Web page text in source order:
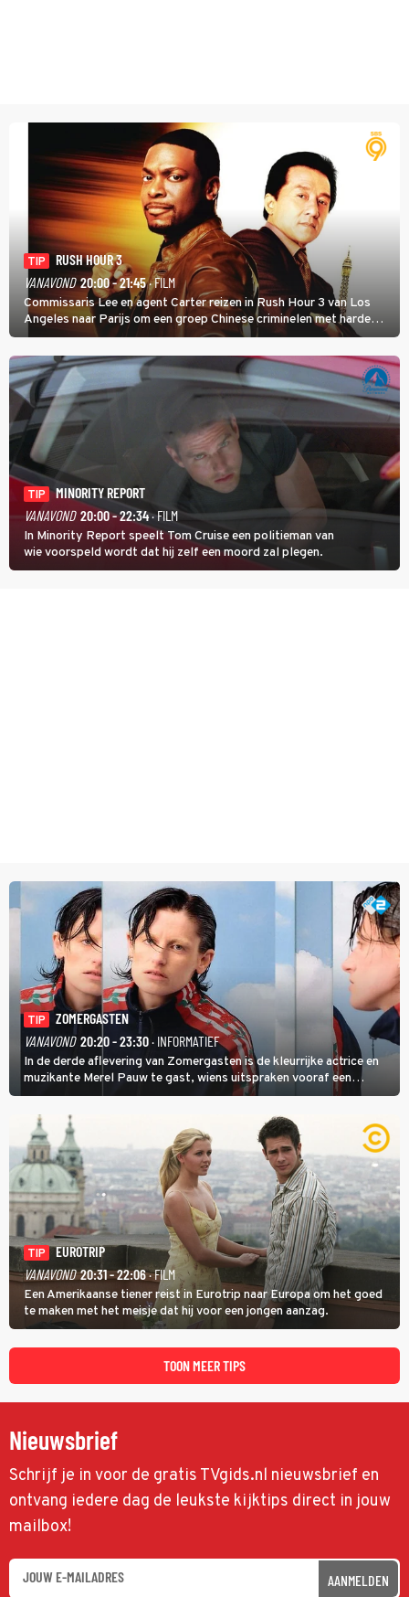
TIP
RUSH HOUR 3
VANAVOND 20:00 - 21:45· FILM
Commissaris Lee en agent Carter reizen in Rush Hour 3 van Los
Angeles naar Parijs om een groep Chinese criminelen met harde
hand aan te pakken.
TIP
MINORITY REPORT
VANAVOND 20:00 - 22:34· FILM
In Minority Report speelt Tom Cruise een politieman van
wie voorspeld wordt dat hij zelf een moord zal plegen.
TIP
ZOMERGASTEN
VANAVOND 20:20 - 23:30· INFORMATIEF
In de derde aflevering van Zomergasten is de kleurrijke actrice en
muzikante Merel Pauw te gast, wiens uitspraken vooraf een
boeiende avond beloven: 'Mijn ideale televisieavond is zoals mijn
identiteit: grenzeloos, absurd en vol angsten'.
TIP
EUROTRIP
VANAVOND 20:31 - 22:06· FILM
Een Amerikaanse tiener reist in Eurotrip naar Europa om het goed
te maken met het meisje dat hij voor een jongen aanzag.
TOON MEER TIPS
Nieuwsbrief
Schrijf je in voor de gratis TVgids.nl nieuwsbrief en
ontvang iedere dag de leukste kijktips direct in jouw
mailbox!
AANMELDEN